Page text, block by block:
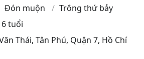
Đón muộn
Trông thứ bảy
tuổi
Thái, Tân Phú, Quận 7, Hồ Chí